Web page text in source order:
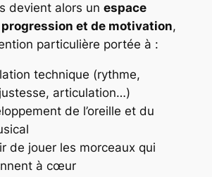
devient alors un espace
progression et de motivation,
particulière portée à :
technique (rythme,
articulation…)
de l’oreille et du
de jouer les morceaux qui
à cœur